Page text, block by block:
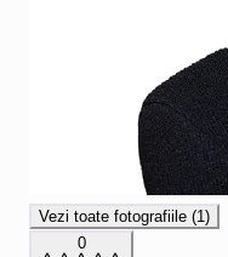
Vezi toate fotografiile (1)
0